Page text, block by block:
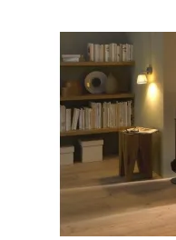
Forni
Cappe
Lavastoviglie
Lavatrici
Asciugatrici
Piccoli
Elettrodomestici
Casalinghi